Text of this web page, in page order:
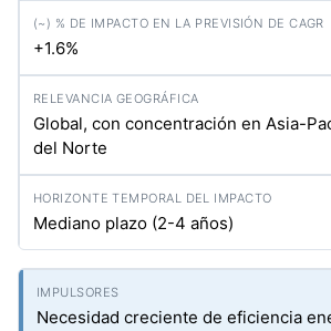
+1.6%
Global, con concentración en Asia-
del Norte
Mediano plazo (2-4 años)
Necesidad creciente de eficiencia